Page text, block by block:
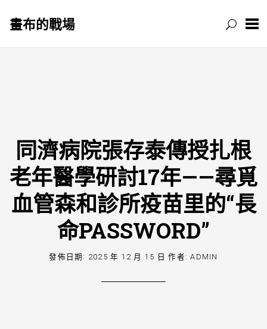
畫布的戰場
同濟病院張存泰傳授扎根
老年醫學研討17年——尋覓
血管森和診所疫苗里的“長
命PASSWORD”
發佈日期: 2025 年 12 月 15 日 作者:ADMIN